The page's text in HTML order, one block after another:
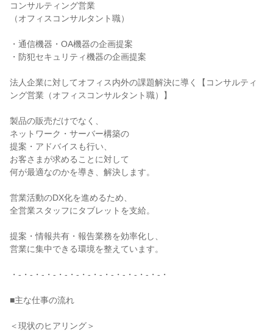
コンサルティング営業
（オフィスコンサルタント職）
・通信機器・OA機器の企画提案
・防犯セキュリティ機器の企画提案
法人企業に対してオフィス内外の課題解決に導く【コンサルティ
ング営業（オフィスコンサルタント職）】
製品の販売だけでなく、
ネットワーク・サーバー構築の
提案・アドバイスも行い、
お客さまが求めることに対して
何が最適なのかを導き、解決します。
営業活動のDX化を進めるため、
全営業スタッフにタブレットを支給。
提案・情報共有・報告業務を効率化し、
営業に集中できる環境を整えています。
・-・-・-・-・-・-・-・-・-・-・-・-・-・
■主な仕事の流れ
＜現状のヒアリング＞